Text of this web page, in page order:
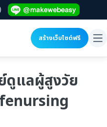
สร้างเว็บไซต์ฟรี
ดูแลผู้สูงวัย